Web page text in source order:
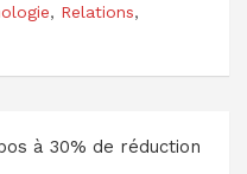
, Relations,
à 30% de réduction